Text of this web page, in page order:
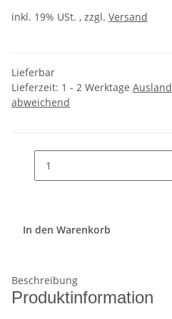
inkl. 19% USt. , zzgl. Versand
Lieferbar
Lieferzeit: 1 - 2 Werktage Ausland
abweichend
In den Warenkorb
Beschreibung
Produktinformation